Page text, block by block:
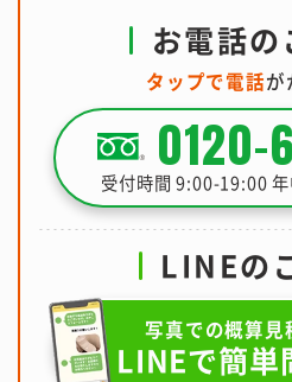
お電話の
タップで電話が
0120-
受付時間 9:00-19:00 年
LINEの
写真での概算見
LINEで簡単